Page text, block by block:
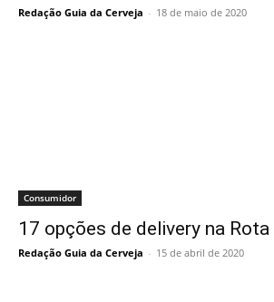
Redação Guia da Cerveja - 18 de maio de 2020
Consumidor
17 opções de delivery na Rota
Redação Guia da Cerveja - 15 de abril de 2020